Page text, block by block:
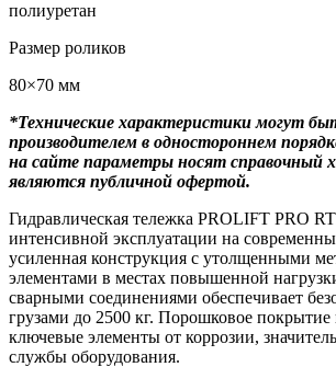
полиуретан
Размер роликов
80×70 мм
*Технические характеристики могут
производителем в одностороннем
на сайте параметры носят справочный
являются публичной офертой.
Гидравлическая тележка PROLIFT PRO
интенсивной эксплуатации на
усиленная конструкция с утолщенными
элементами в местах повышенной
сварными соединениями обеспечивает
грузами до 2500 кг. Порошковое
ключевые элементы от коррозии,
службы оборудования.